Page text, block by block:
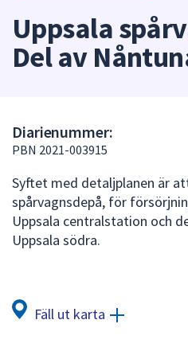
Uppsala
Del av
Diarienummer:
PBN 2021-003915
Syftet med detaljplanen är
spårvagnsdepå, för
Uppsala centralstation och
Uppsala södra.
Fäll ut karta